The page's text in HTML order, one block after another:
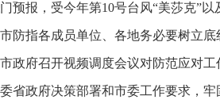
预报，受今年第10号台风“美莎克”
防指各成员单位、各地务必要树立
政府召开视频调度会议对防范应对
省政府决策部署和市委工作要求，